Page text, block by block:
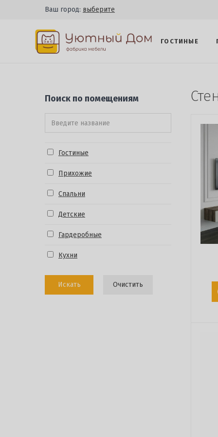
Ваш город: выберите
ГОСТИНЫЕ
Поиск по помещениям
Гостиные
Прихожие
Спальни
Детские
Гардеробные
Кухни
Искать Очистить